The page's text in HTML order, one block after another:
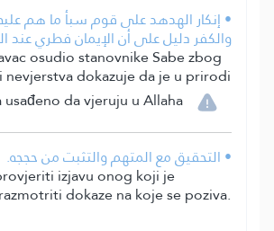
• إنكار الهدهد على قوم سبأ ما هم
والكفر دليل على أن الإيمان فطري عند
osudio stanovnike Sabe zbog
nevjerstva dokazuje da je u prirodi
da vjeruju u Allaha
• التحقيق مع المتهم والتثبت من حججه.
izjavu onog koji je
dokaze na koje se poziva.